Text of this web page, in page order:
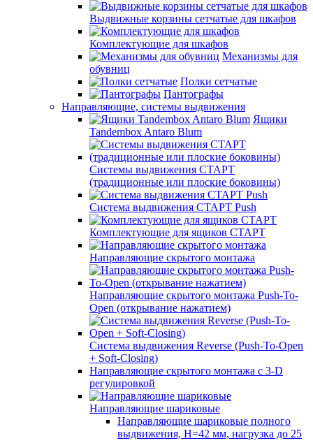
Выдвижные корзины сетчатые для шкафов
Комплектующие для шкафов
Механизмы для
обувниц
Полки сетчатые
Пантографы
Направляющие, системы выдвижения
Ящики
Tandembox Antaro Blum
Системы выдвижения СТАРТ
(традиционные или плоские боковины)
Система выдвижения СТАРТ Push
Комплектующие для ящиков СТАРТ
Направляющие скрытого монтажа
Направляющие скрытого монтажа Push-To-
Open (открывание нажатием)
Система выдвижения Reverse (Push-To-Open
+ Soft-Closing)
Направляющие скрытого монтажа с 3-D
регулировкой
Направляющие шариковые
Направляющие шариковые полного
выдвижения, H=42 мм, нагрузка до 25